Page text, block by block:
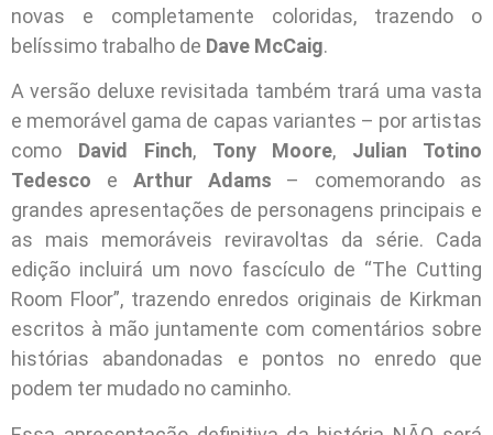
novas e completamente coloridas, trazendo o
belíssimo trabalho de Dave McCaig.
A versão deluxe revisitada também trará uma vasta
e memorável gama de capas variantes – por artistas
como David Finch, Tony Moore, Julian Totino
Tedesco e Arthur Adams – comemorando as
grandes apresentações de personagens principais e
as mais memoráveis reviravoltas da série. Cada
edição incluirá um novo fascículo de “The Cutting
Room Floor”, trazendo enredos originais de Kirkman
escritos à mão juntamente com comentários sobre
histórias abandonadas e pontos no enredo que
podem ter mudado no caminho.